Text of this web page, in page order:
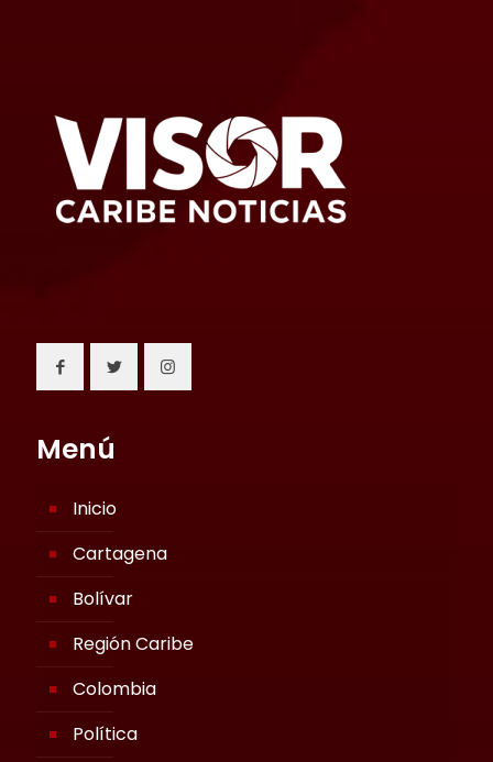
Menú
Inicio
Cartagena
Bolívar
Región Caribe
Colombia
Política